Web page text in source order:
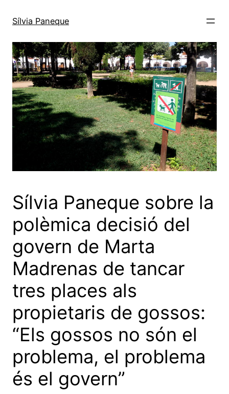
Sílvia Paneque
Sílvia Paneque sobre la
polèmica decisió del
govern de Marta
Madrenas de tancar
tres places als
propietaris de gossos:
“Els gossos no són el
problema, el problema
és el govern”